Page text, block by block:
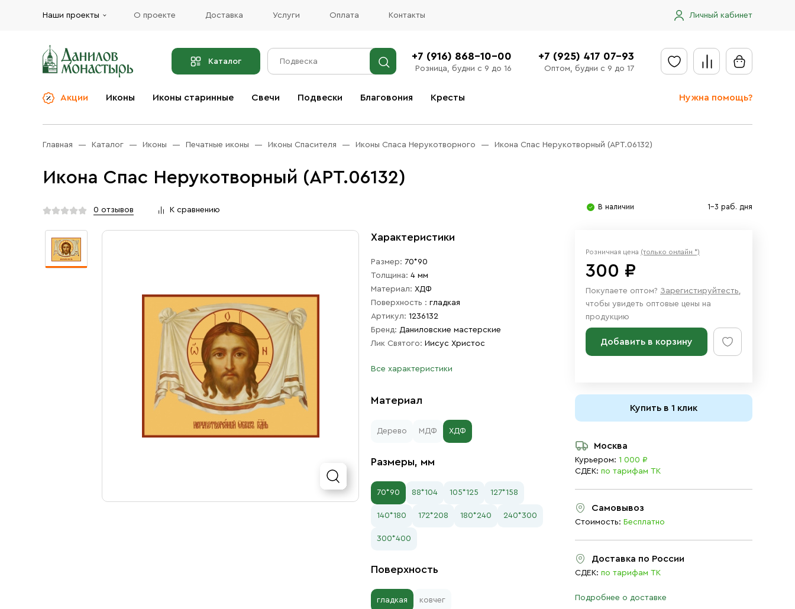
Наши проекты О проекте Доставка Услуги Оплата Контакты Личный кабинет
Каталог +7 (916) 868-10-00
Розница, будни с 9 до 16
+7 (925) 417 07-93
Оптом, будни с 9 до 17
Акции Иконы Иконы старинные Свечи Подвески Благовония Кресты Нужна помощь?
Отправить заявку
Церковная утварь
Иконы
Бренды
Услуги
Главная Каталог Иконы Печатные иконы Иконы Спасителя Иконы Спаса Нерукотворного Икона Спас Нерукотворный (АРТ.06132)
Икона Спас Нерукотворный (АРТ.06132)
0 отзывов К сравнению В наличии 1-3 раб. дня
Характеристики
Размер: 70*90
Толщина: 4 мм
Материал: ХДФ
Поверхность : гладкая
Артикул: 1236132
Бренд: Даниловские мастерские
Лик Святого: Иисус Христос
Все характеристики
Материал
Дерево МДФ ХДФ
Размеры, мм
70*90 88*104 105*125 127*158
140*180 172*208 180*240 240*300
300*400
Поверхность
гладкая ковчег
Розничная цена (только онлайн *)
300 ₽
Покупаете оптом? Зарегистируйтесть,
чтобы увидеть оптовые цены на
продукцию
Добавить в корзину
Купить в 1 клик
Москва
Курьером: 1 000 ₽
СДЕК: по тарифам ТК
Самовывоз
Стоимость: Бесплатно
Доставка по России
СДЕК: по тарифам ТК
Подробнее о доставке